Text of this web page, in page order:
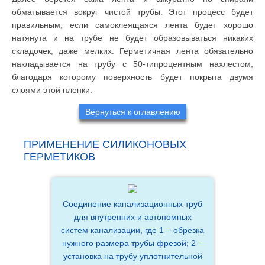
обматывается вокруг чистой трубы. Этот процесс будет
правильным, если самоклеящаяся лента будет хорошо
натянута и на трубе не будет образовываться никаких
складочек, даже мелких. Герметичная лента обязательно
накладывается на трубу с 50-типроцентным нахлестом,
благодаря которому поверхность будет покрыта двумя
слоями этой пленки.
Вернуться к оглавлению
ПРИМЕНЕНИЕ СИЛИКОНОВЫХ
ГЕРМЕТИКОВ
Соединение канализационных труб
для внутренних и автономных
систем канализации, где 1 – обрезка
нужного размера трубы фрезой; 2 –
установка на трубу уплотнительной